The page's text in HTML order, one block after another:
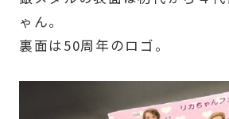
ゃん。
裏面は50周年のロゴ。